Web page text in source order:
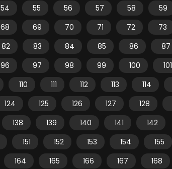
54 55 56 57 58
59
68 69 70 71 72
73
82 83 84 85 86
87
96 97 98 99 100
101
110 111 112 113 114
124 125 126 127 128
138 139 140 141
142
151 152 153 154
155
164 165 166 167
168